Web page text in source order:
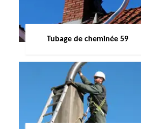
Tubage de cheminée 59